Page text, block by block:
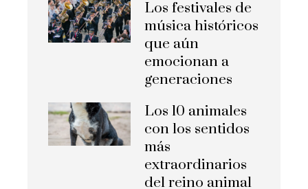
Los festivales de
música históricos
que aún
emocionan a
generaciones
Los 10 animales
con los sentidos
más
extraordinarios
del reino animal